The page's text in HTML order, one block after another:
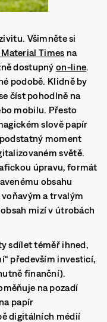
Všimněte si
Times na
dostupnýon-line.
podobě. Klidně by
číst pohodlně na
mobilu. Přesto
slově papír
moment
světě.
úpravu, formát
obsahu
a trvalým
mizí v útrobách
sdílet téměř ihned,
především investicí,
finanční).
na pozadí
papír
digitálních médií